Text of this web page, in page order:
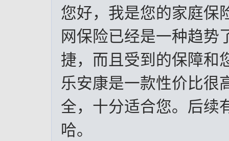
您好，我是您的家庭保
网保险已经是一种趋势
捷，而且受到的保障和
乐安康是一款性价比很
全，十分适合您。后续
哈。